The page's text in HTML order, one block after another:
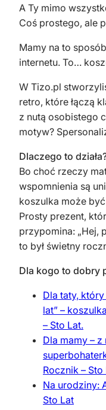
A Ty mimo
Coś prostego, ale
Mamy na to
internetu. To…
W Tizo.pl
retro, które łączą
z nutą osobistego
motyw?
Dlaczego to
Bo choć rzeczy
wspomnienia są
koszulka może
Prosty prezent,
przypomina: „Hej,
to był świetny
Dla kogo to dobry
Dla taty,
lat” –
– Sto Lat.
Dla mamy –
Rocznik – Sto
Na urodziny:
Sto Lat